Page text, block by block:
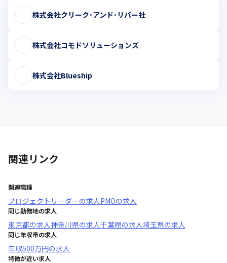
株式会社クリーク･アンド･リバー社
株式会社コモドソリューションズ
株式会社Blueship
関連リンク
関連職種
プロジェクトリーダーの求人PMOの求人
同じ勤務地の求人
東京都の求人神奈川県の求人千葉県の求人埼玉県の求人
同じ年収帯の求人
年収500万円の求人
特徴が近い求人